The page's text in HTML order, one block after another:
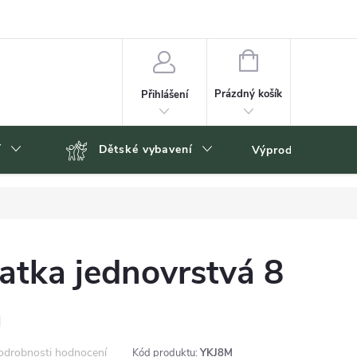
Přihlášení
NÁKUPNÍ
Prázdný košík
Dětské vybavení Výprodej
jednovrstvá 8
hodnocení Kód produktu: YKJ8M